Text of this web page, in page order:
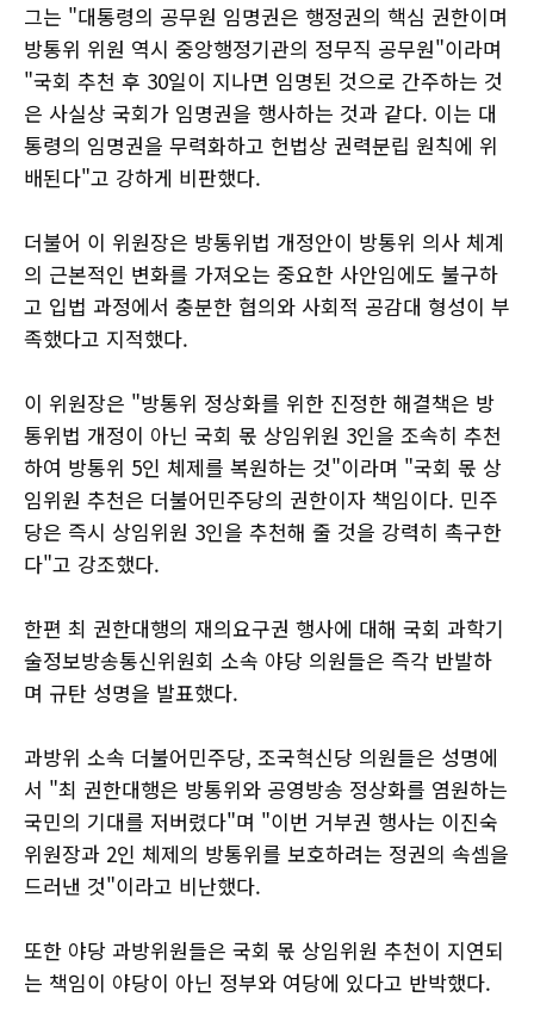
그는 "대통령의 공무원 임명권은 행정권의 핵심 권한이며
방통위 위원 역시 중앙행정기관의 정무직 공무원"이라며
"국회 추천 후 30일이 지나면 임명된 것으로 간주하는 것
은 사실상 국회가 임명권을 행사하는 것과 같다. 이는 대
통령의 임명권을 무력화하고 헌법상 권력분립 원칙에 위
배된다"고 강하게 비판했다.
더불어 이 위원장은 방통위법 개정안이 방통위 의사 체계
의 근본적인 변화를 가져오는 중요한 사안임에도 불구하
고 입법 과정에서 충분한 협의와 사회적 공감대 형성이 부
족했다고 지적했다.
이 위원장은 "방통위 정상화를 위한 진정한 해결책은 방
통위법 개정이 아닌 국회 몫 상임위원 3인을 조속히 추천
하여 방통위 5인 체제를 복원하는 것"이라며 "국회 몫 상
임위원 추천은 더불어민주당의 권한이자 책임이다. 민주
당은 즉시 상임위원 3인을 추천해 줄 것을 강력히 촉구한
다"고 강조했다.
한편 최 권한대행의 재의요구권 행사에 대해 국회 과학기
술정보방송통신위원회 소속 야당 의원들은 즉각 반발하
며 규탄 성명을 발표했다.
과방위 소속 더불어민주당, 조국혁신당 의원들은 성명에
서 "최 권한대행은 방통위와 공영방송 정상화를 염원하는
국민의 기대를 저버렸다"며 "이번 거부권 행사는 이진숙
위원장과 2인 체제의 방통위를 보호하려는 정권의 속셈을
드러낸 것"이라고 비난했다.
또한 야당 과방위원들은 국회 몫 상임위원 추천이 지연되
는 책임이 야당이 아닌 정부와 여당에 있다고 반박했다.